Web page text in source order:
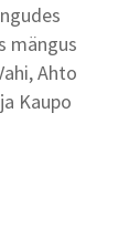
mängus
Ahto
Kaupo